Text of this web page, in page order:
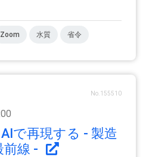
Zoom 水質 省令
No.155510
で再現する - 製造
線 -